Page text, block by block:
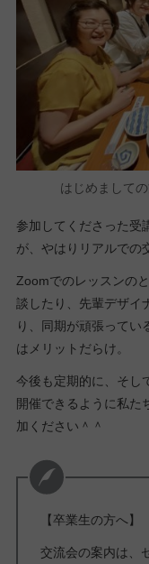
はじめまして
参加してくださった受
が、やはりリアルでの
Zoomでのレッスンの
談したり、先輩デザイ
り、同期が頑張ってい
はメリットだらけ。
今後も定期的に、そし
開催できるように私た
加ください＾＾
【卒業生の方へ】
交流会の案内は、